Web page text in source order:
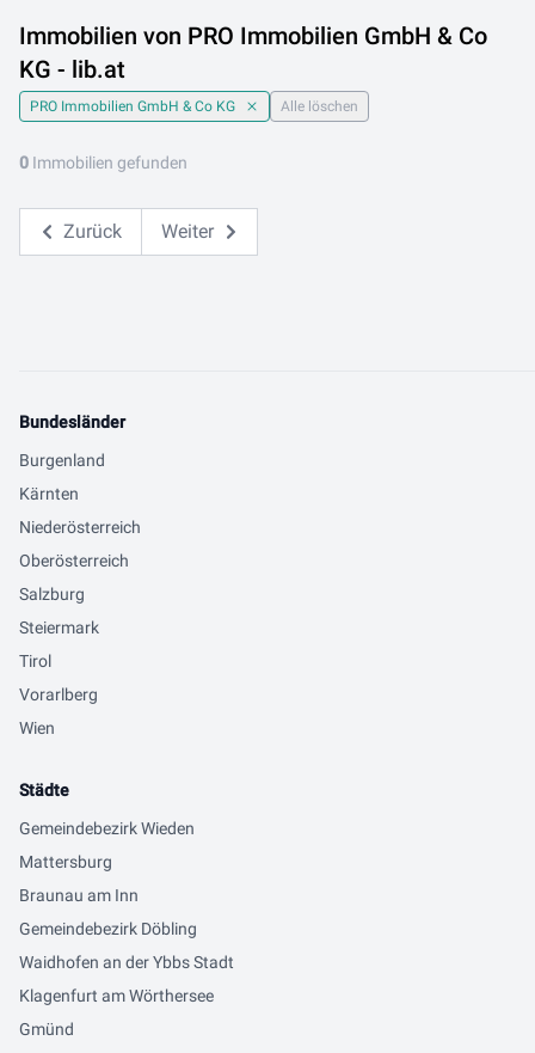
Immobilien von PRO Immobilien GmbH & Co
KG - lib.at
PRO Immobilien GmbH & Co KG Alle löschen
0 Immobilien gefunden
Zurück Weiter
Bundesländer
Burgenland
Kärnten
Niederösterreich
Oberösterreich
Salzburg
Steiermark
Tirol
Vorarlberg
Wien
Städte
Gemeindebezirk Wieden
Mattersburg
Braunau am Inn
Gemeindebezirk Döbling
Waidhofen an der Ybbs Stadt
Klagenfurt am Wörthersee
Gmünd